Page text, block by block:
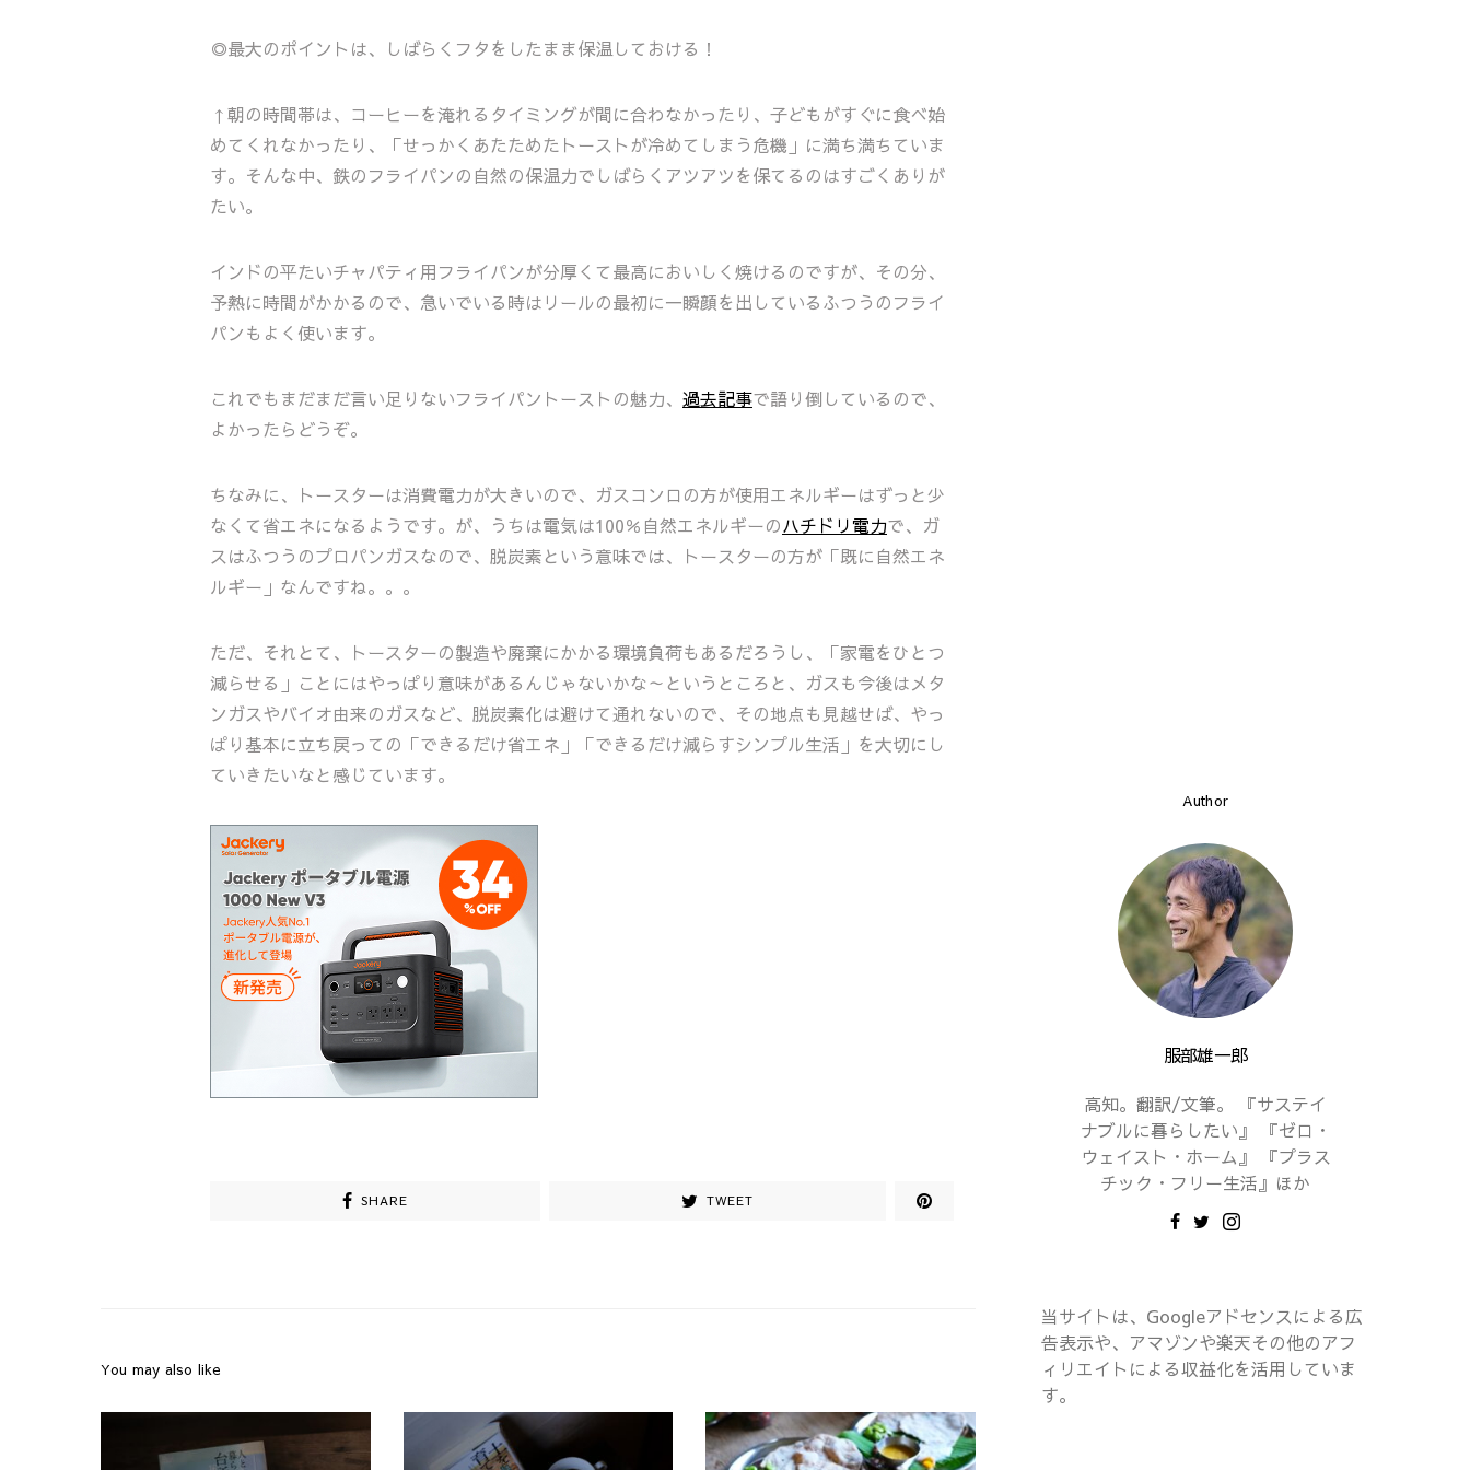
◎最大のポイントは、しばらくフタをしたまま保温しておける！
↑朝の時間帯は、コーヒーを淹れるタイミングが間に合わなかったり、子どもがすぐに食べ始
めてくれなかったり、「せっかくあたためたトーストが冷めてしまう危機」に満ち満ちていま
す。そんな中、鉄のフライパンの自然の保温力でしばらくアツアツを保てるのはすごくありが
たい。
インドの平たいチャパティ用フライパンが分厚くて最高においしく焼けるのですが、その分、
予熱に時間がかかるので、急いでいる時はリールの最初に一瞬顔を出しているふつうのフライ
パンもよく使います。
これでもまだまだ言い足りないフライパントーストの魅力、 過去記事で語り倒しているので、
よかったらどうぞ。
ちなみに、トースターは消費電力が大きいので、ガスコンロの方が使用エネルギーはずっと少
なくて省エネになるようです。が、うちは電気は100％自然エネルギーのハチドリ電力で、ガ
スはふつうのプロパンガスなので、脱炭素という意味では、トースターの方が「既に自然エネ
ルギー」なんですね。。。
ただ、それとて、トースターの製造や廃棄にかかる環境負荷もあるだろうし、「家電をひとつ
減らせる」ことにはやっぱり意味があるんじゃないかな～というところと、ガスも今後はメタ
ンガスやバイオ由来のガスなど、脱炭素化は避けて通れないので、その地点も見越せば、やっ
ぱり基本に立ち戻っての「できるだけ省エネ」「できるだけ減らすシンプル生活」を大切にし
ていきたいなと感じています。
SHARE TWEET
You may also like
Author
服部雄一郎
高知。翻訳/文筆。 『サステイ
ナブルに暮らしたい』 『ゼロ・
ウェイスト・ホーム』 『プラス
チック・フリー生活』ほか
当サイトは、Googleアドセンスによる広
告表示や、アマゾンや楽天その他のアフ
ィリエイトによる収益化を活用していま
す。